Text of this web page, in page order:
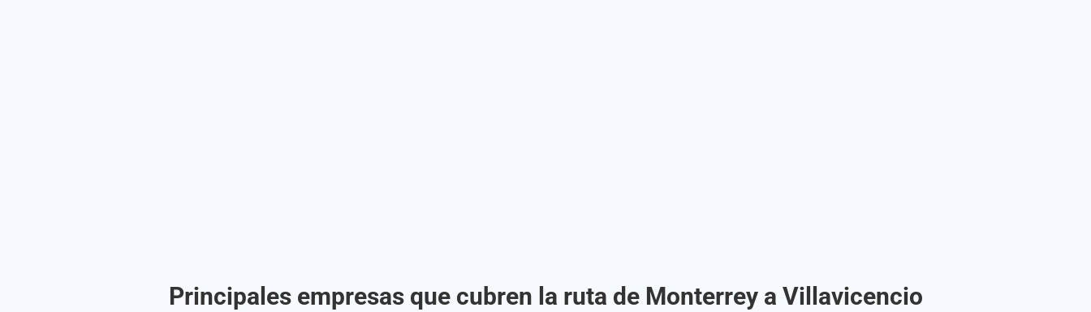
Principales empresas que cubren la ruta de Monterrey a Villavicencio